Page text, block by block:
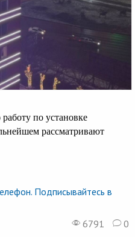
по установке
рассматривают
Подписывайтесь в
6791
0